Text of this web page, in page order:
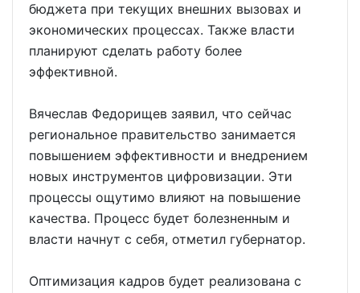
бюджета при текущих внешних вызовах и
экономических процессах. Также власти
планируют сделать работу более
эффективной.
Вячеслав Федорищев заявил, что сейчас
региональное правительство занимается
повышением эффективности и внедрением
новых инструментов цифровизации. Эти
процессы ощутимо влияют на повышение
качества. Процесс будет болезненным и
власти начнут с себя, отметил губернатор.
Оптимизация кадров будет реализована с